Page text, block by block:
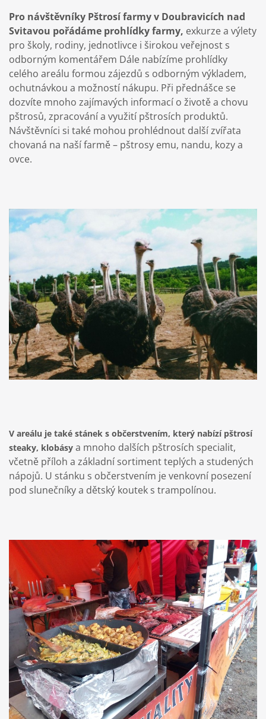
Pro návštěvníky Pštrosí farmy v Doubravicích nad
Svitavou pořádáme prohlídky farmy, exkurze a výlety
pro školy, rodiny, jednotlivce i širokou veřejnost s
odborným komentářem Dále nabízíme prohlídky
celého areálu formou zájezdů s odborným výkladem,
ochutnávkou a možností nákupu. Při přednášce se
dozvíte mnoho zajímavých informací o životě a chovu
pštrosů, zpracování a využití pštrosích produktů.
Návštěvníci si také mohou prohlédnout další zvířata
chovaná na naší farmě – pštrosy emu, nandu, kozy a
ovce.
V areálu je také stánek s občerstvením, který nabízí pštrosí
steaky, klobásy a mnoho dalších pštrosích specialit,
včetně příloh a základní sortiment teplých a studených
nápojů. U stánku s občerstvením je venkovní posezení
pod slunečníky a dětský koutek s trampolínou.